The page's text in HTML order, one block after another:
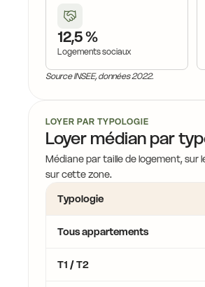
12,5 %
Logements sociaux
Source INSEE, données 2022.
LOYER PAR TYPOLOGIE
Loyer médian par
Médiane par taille de logement, sur
sur cette zone.
Typologie
Tous appartements
T1 / T2